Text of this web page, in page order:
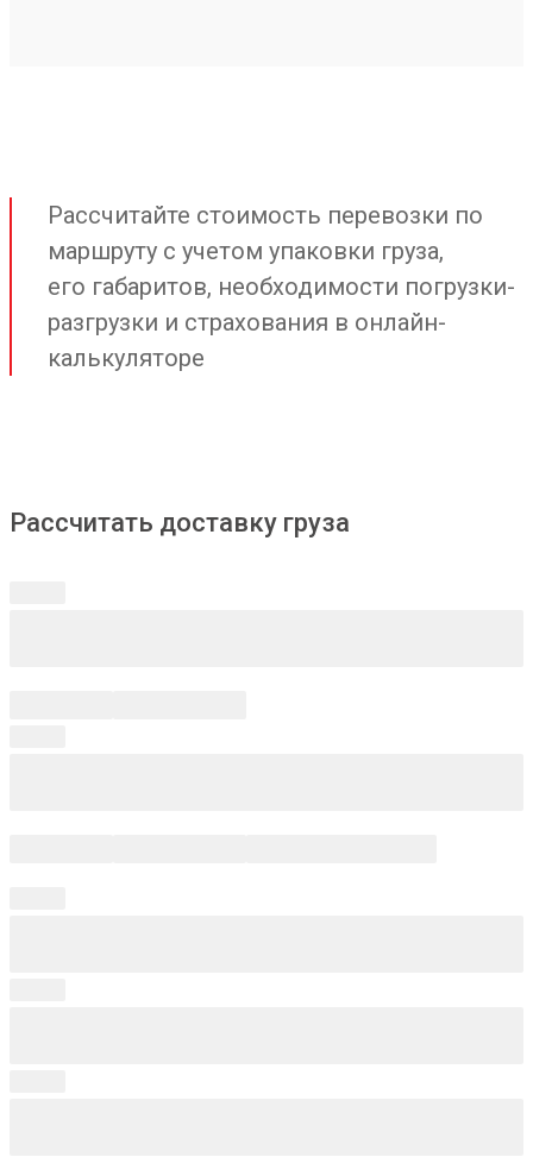
Рассчитайте стоимость перевозки по
маршруту с учетом упаковки груза,
его габаритов, необходимости погрузки-
разгрузки и страхования в онлайн-
калькуляторе
Рассчитать доставку груза